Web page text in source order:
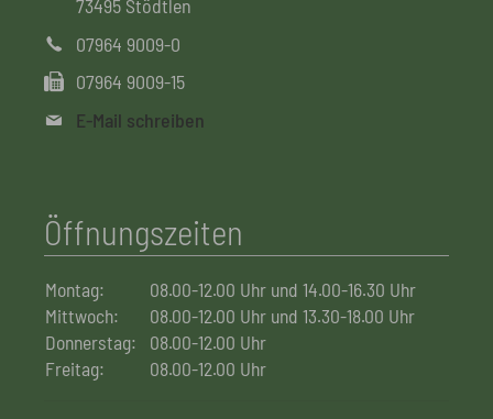
73495 Stödtlen
07964 9009-0
07964 9009-15
E-Mail schreiben
Öffnungszeiten
Montag:
08.00-12.00 Uhr und 14.00-16.30 Uhr
Mittwoch:
08.00-12.00 Uhr und 13.30-18.00 Uhr
Donnerstag:
08.00-12.00 Uhr
Freitag:
08.00-12.00 Uhr